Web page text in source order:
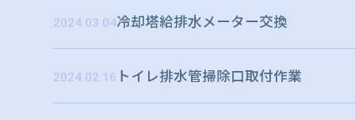
2024.03.04冷却塔給排⽔メーター交換
2024.02.16 トイレ排水管掃除口取付作業